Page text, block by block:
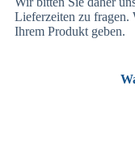
Lieferzeiten zu fragen.
Ihrem Produkt geben.